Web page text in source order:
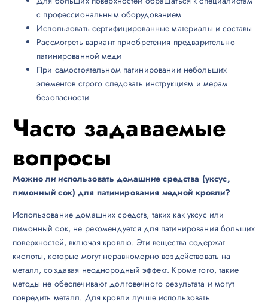
с профессиональным оборудованием
Использовать сертифицированные материалы и составы
Рассмотреть вариант приобретения предварительно
патинированной меди
При самостоятельном патинировании небольших
элементов строго следовать инструкциям и мерам
безопасности
Часто задаваемые
вопросы
Можно ли использовать домашние средства (уксус,
лимонный сок) для патинирования медной кровли?
Использование домашних средств, таких как уксус или
лимонный сок, не рекомендуется для патинирования больших
поверхностей, включая кровлю. Эти вещества содержат
кислоты, которые могут неравномерно воздействовать на
металл, создавая неоднородный эффект. Кроме того, такие
методы не обеспечивают долговечного результата и могут
повредить металл. Для кровли лучше использовать